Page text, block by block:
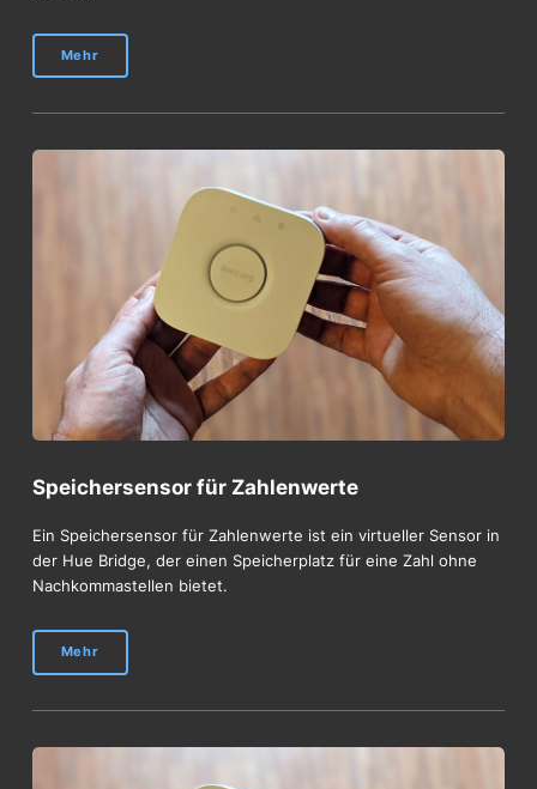
Mehr
Speichersensor für Zahlenwerte
Ein Speichersensor für Zahlenwerte ist ein virtueller Sensor in
der Hue Bridge, der einen Speicherplatz für eine Zahl ohne
Nachkommastellen bietet.
Mehr